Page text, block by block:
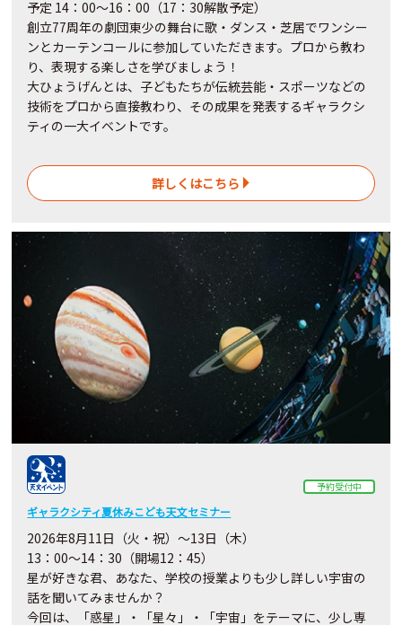
予定 14：00～16：00（17：30解散予定）
創立77周年の劇団東少の舞台に歌・ダンス・芝居でワンシー
ンとカーテンコールに参加していただきます。プロから教わ
り、表現する楽しさを学びましょう！
大ひょうげんとは、子どもたちが伝統芸能・スポーツなどの
技術をプロから直接教わり、その成果を発表するギャラクシ
ティの一大イベントです。
詳しくはこちら
予約受付中
ギャラクシティ夏休みこども天文セミナー
2026年8月11日（火・祝）～13日（木）
13：00～14：30（開場12：45）
星が好きな君、あなた、学校の授業よりも少し詳しい宇宙の
話を聞いてみませんか？
今回は、「惑星」・「星々」・「宇宙」をテーマに、少し専